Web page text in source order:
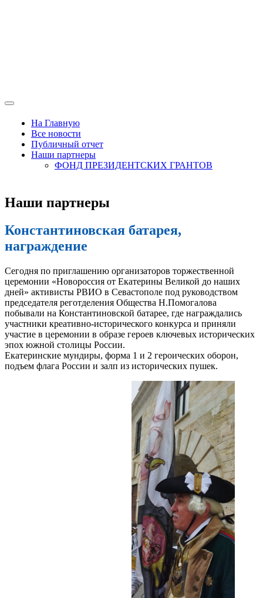
На Главную
Все новости
Публичный отчет
Наши партнеры
ФОНД ПРЕЗИДЕНТСКИХ ГРАНТОВ
Наши партнеры
Константиновская батарея,
награждение
Сегодня по приглашению организаторов торжественной
церемонии «Новороссия от Екатерины Великой до наших
дней» активисты РВИО в Севастополе под руководством
председателя реготделения Общества Н.Помогалова
побывали на Константиновской батарее, где награждались
участники креативно-исторического конкурса и приняли
участие в церемонии в образе героев ключевых исторических
эпох южной столицы России.
Екатеринские мундиры, форма 1 и 2 героических оборон,
подъем флага России и залп из исторических пушек.